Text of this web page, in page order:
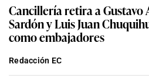
Cancillería retira a Gustavo
Sardón y Luis Juan
como embajadores
Redacción EC